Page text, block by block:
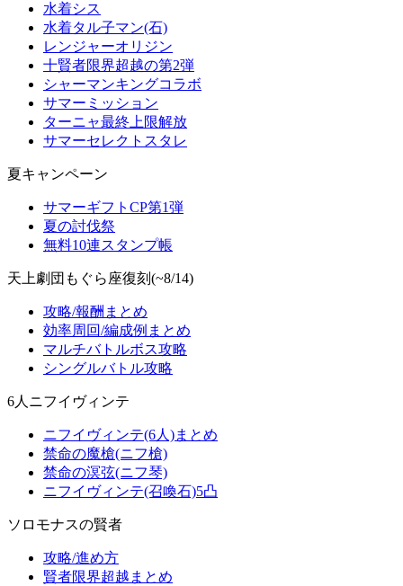
水着シス
水着タル子マン(石)
レンジャーオリジン
十賢者限界超越の第2弾
シャーマンキングコラボ
サマーミッション
ターニャ最終上限解放
サマーセレクトスタレ
夏キャンペーン
サマーギフトCP第1弾
夏の討伐祭
無料10連スタンプ帳
天上劇団もぐら座復刻(~8/14)
攻略/報酬まとめ
効率周回/編成例まとめ
マルチバトルボス攻略
シングルバトル攻略
6人ニフイヴィンテ
ニフイヴィンテ(6人)まとめ
禁命の魔槍(ニフ槍)
禁命の溟弦(ニフ琴)
ニフイヴィンテ(召喚石)5凸
ソロモナスの賢者
攻略/進め方
賢者限界超越まとめ